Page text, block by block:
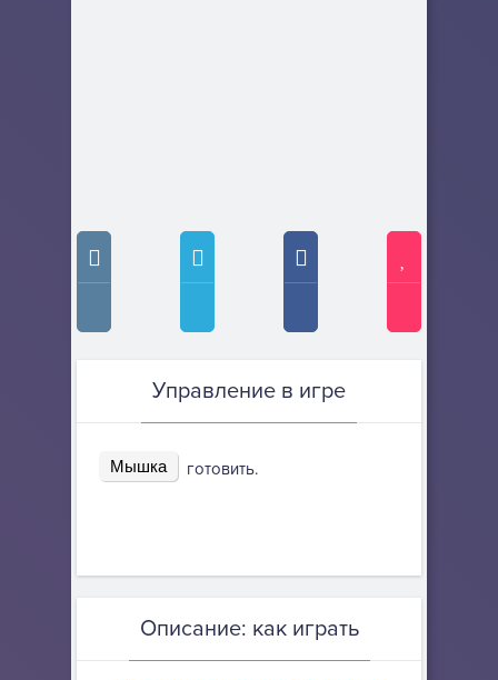
Управление в игре
Мышка готовить.
Описание: как играть